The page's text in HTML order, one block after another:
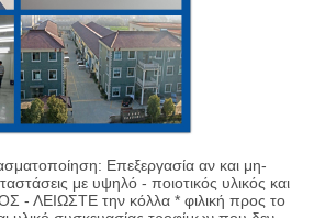
Επεξεργασία αν και μη-
με υψηλό - ποιοτικός υλικός και
- ΛΕΙΩΣΤΕ την κόλλα * φιλική προς το